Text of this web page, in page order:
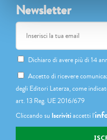
Newsletter
Dichiaro di avere più di 14
Accetto di ricevere
degli Editori Laterza, come
art. 13 Reg. UE 2016/679
Cliccando su Iscrivitiaccetti l'